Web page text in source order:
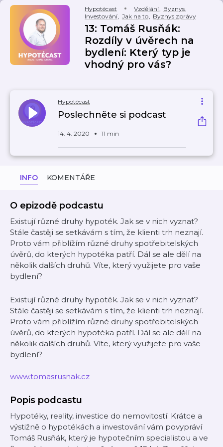
Hypotécast Vzdělání, Byznys,
Investování, Jak na to, Byznys zprávy
13: Tomáš Rusňák:
Rozdíly v úvěrech na
bydlení: Který typ je
vhodný pro vás?
Hypotécast
Poslechněte si podcast
14. 4. 2020 11 min
INFO KOMENTÁŘE
O epizodě podcastu
Existují různé druhy hypoték. Jak se v nich vyznat?
Stále častěji se setkávám s tím, že klienti trh neznají.
Proto vám přiblížím různé druhy spotřebitelských
úvěrů, do kterých hypotéka patří. Dál se ale dělí na
několik dalších druhů. Víte, který využijete pro vaše
bydlení?
Existují různé druhy hypoték. Jak se v nich vyznat?
Stále častěji se setkávám s tím, že klienti trh neznají.
Proto vám přiblížím různé druhy spotřebitelských
úvěrů, do kterých hypotéka patří. Dál se ale dělí na
několik dalších druhů. Víte, který využijete pro vaše
bydlení?
www.tomasrusnak.cz
Popis podcastu
Hypotéky, reality, investice do nemovitostí. Krátce a
výstižně o hypotékách a investování vám povypráví
Tomáš Rusňák, který je hypotečním specialistou a ve